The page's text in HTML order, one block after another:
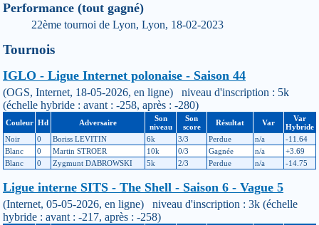
Performance (tout gagné)
22ème tournoi de Lyon, Lyon, 18-02-2023
Tournois
IGLO - Ligue Internet polonaise - Saison 44
(OGS, Internet, 18-05-2026, en ligne) niveau d'inscription : 5k
(échelle hybride : avant : -258, après : -280)
Couleur Hd Adversaire
Son
niveau
Son
score
Résultat Var
Var
Hybride
Noir
0 Boriss LEVITIN 6k 3/3 Perdue n/a
-11.64
Blanc
0 Martin STROER 10k 0/3 Gagnée n/a
+3.69
Blanc
0 Zygmunt DABROWSKI 5k 2/3 Perdue n/a -14.75
Ligue interne SITS - The Shell - Saison 6 - Vague 5
(Internet, 05-05-2026, en ligne) niveau d'inscription : 3k (échelle
hybride : avant : -217, après : -258)